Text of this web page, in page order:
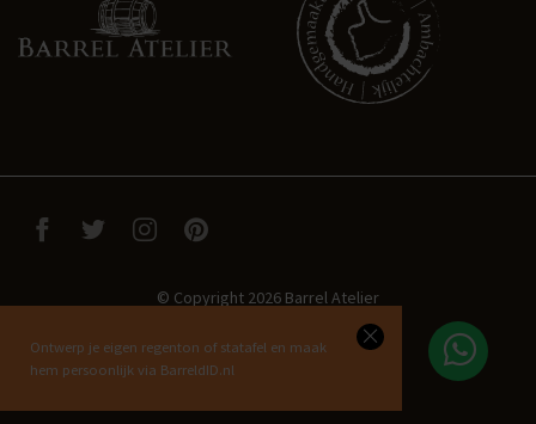
Ontwerp je eigen regenton of statafel en maak
hem persoonlijk via BarreldID.nl
© Copyright 2026 Barrel Atelier